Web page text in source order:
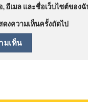
อีเมล และชื่อเว็บไซต์ของฉั
ดงความเห็นครั้งถัดไป